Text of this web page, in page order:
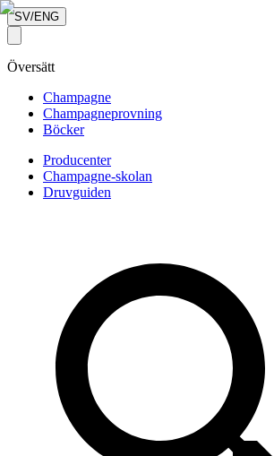
SV/ENG
Översätt
Champagne
Champagneprovning
Böcker
Producenter
Champagne-skolan
Druvguiden